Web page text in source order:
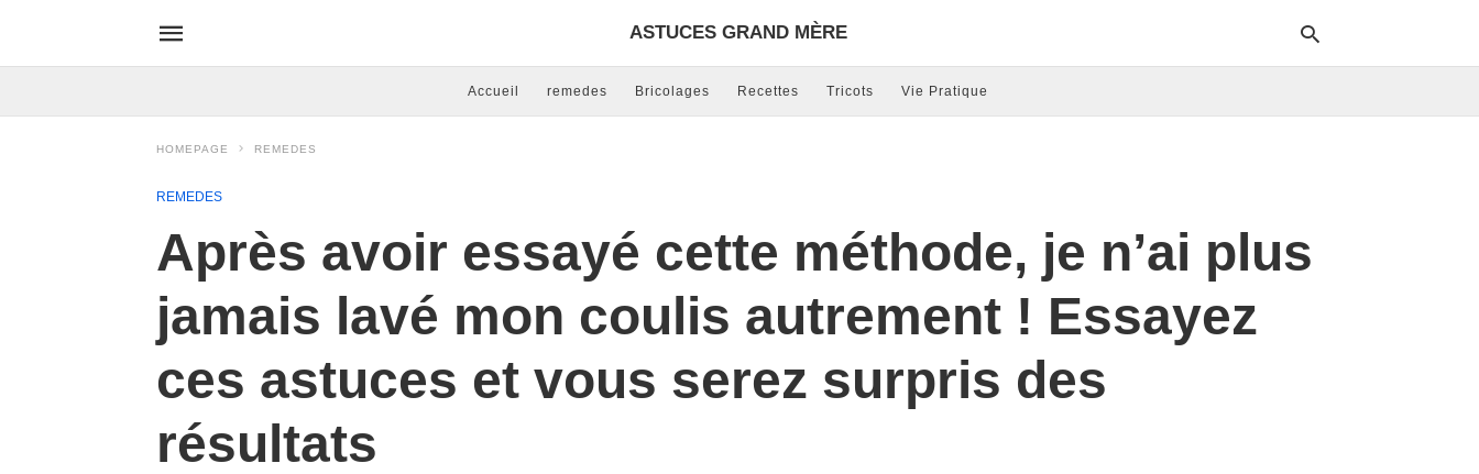
ASTUCES GRAND MÈRE
Accueil remedes Bricolages Recettes Tricots Vie Pratique
HOMEPAGE REMEDES
REMEDES
Après avoir essayé cette méthode, je n’ai plus
jamais lavé mon coulis autrement ! Essayez
ces astuces et vous serez surpris des
résultats